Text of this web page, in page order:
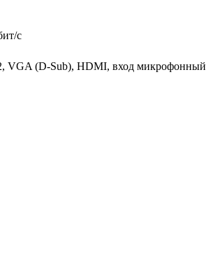
c
VGA (D-Sub), HDMI, вход